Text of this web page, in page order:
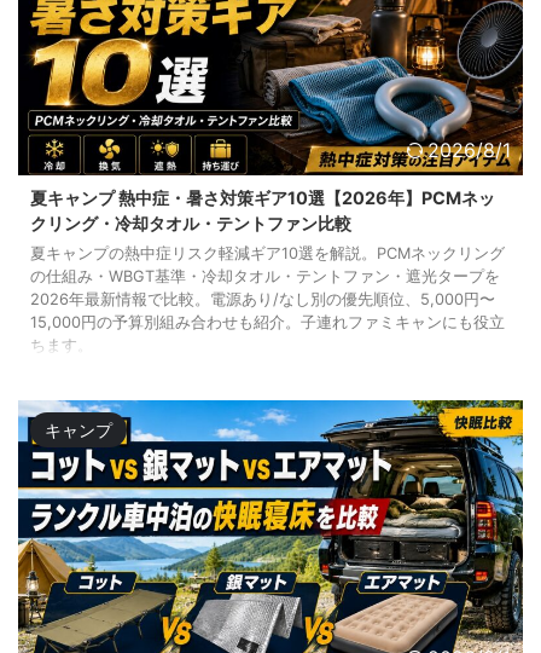
2026/8/1
夏キャンプ 熱中症・暑さ対策ギア10選【2026年】PCMネッ
クリング・冷却タオル・テントファン比較
夏キャンプの熱中症リスク軽減ギア10選を解説。PCMネックリング
の仕組み・WBGT基準・冷却タオル・テントファン・遮光タープを
2026年最新情報で比較。電源あり/なし別の優先順位、5,000円〜
15,000円の予算別組み合わせも紹介。子連れファミキャンにも役立
ちます。
キャンプ